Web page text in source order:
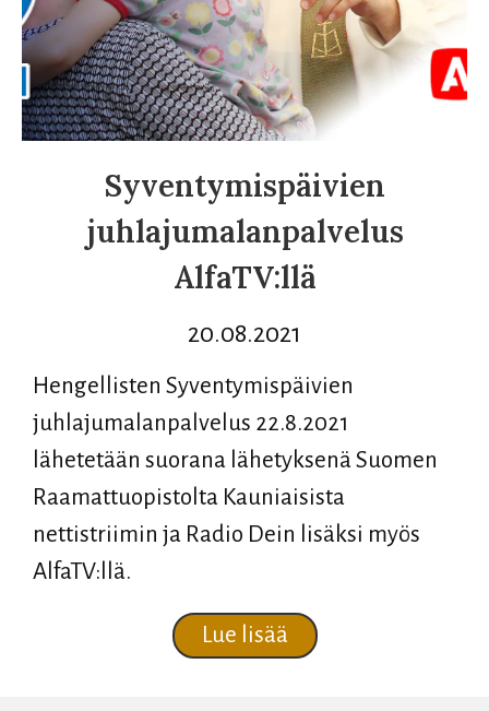
Syventymispäivien
juhlajumalanpalvelus
AlfaTV:llä
20.08.2021
Hengellisten Syventymispäivien
juhlajumalanpalvelus 22.8.2021
lähetetään suorana lähetyksenä Suomen
Raamattuopistolta Kauniaisista
nettistriimin ja Radio Dein lisäksi myös
AlfaTV:llä.
Lue lisääabout